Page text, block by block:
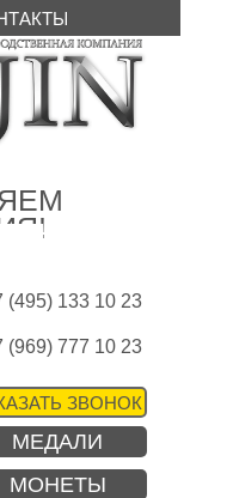
(969) 777 10 23
(495) 133 10 23
ЗВОНОК
МЕДАЛИ
МОНЕТЫ